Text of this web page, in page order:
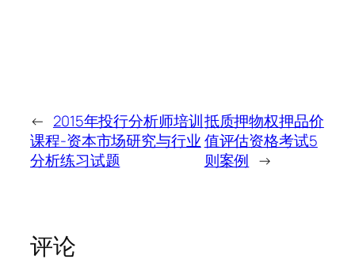
← 2015年投行分析师培训
课程-资本市场研究与行业
分析练习试题
抵质押物权押品价
值评估资格考试5
则案例 →
评论